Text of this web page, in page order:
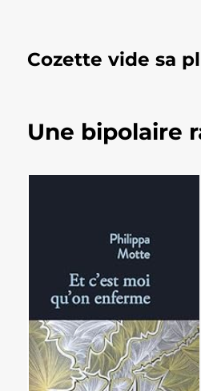
Cozette vide sa
Une bipolaire